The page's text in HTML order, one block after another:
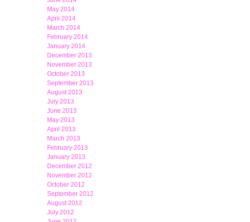
May 2014
April 2014
March 2014
February 2014
January 2014
December 2013
November 2013
October 2013
September 2013
August 2013
July 2013
June 2013
May 2013
April 2013
March 2013
February 2013
January 2013
December 2012
November 2012
October 2012
September 2012
August 2012
July 2012